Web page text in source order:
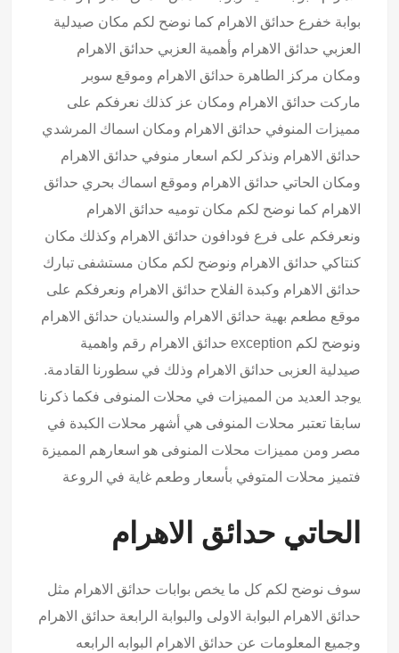
بوابة خفرع حدائق الاهرام كما نوضح لكم مكان صيدلية
العزبي حدائق الاهرام وأهمية العزبي حدائق الاهرام
ومكان مركز الطاهرة حدائق الاهرام وموقع سوبر
ماركت حدائق الاهرام ومكان عز كذلك نعرفكم على
مميزات المنوفي حدائق الاهرام ومكان اسماك المرشدي
حدائق الاهرام ونذكر لكم اسعار منوفي حدائق الاهرام
ومكان الحاتي حدائق الاهرام وموقع اسماك بحري حدائق
الاهرام كما نوضح لكم مكان توميه حدائق الاهرام
ونعرفكم على فرع فودافون حدائق الاهرام وكذلك مكان
كنتاكي حدائق الاهرام ونوضح لكم مكان مستشفى تبارك
حدائق الاهرام وكبدة الفلاح حدائق الاهرام ونعرفكم على
موقع مطعم بهية حدائق الاهرام والسنديان حدائق الاهرام
ونوضح لكم exception حدائق الاهرام رقم واهمية
صيدلية العزبى حدائق الاهرام وذلك في سطورنا القادمة.
يوجد العديد من المميزات في محلات المنوفى فكما ذكرنا
سابقا تعتبر محلات المنوفى هي أشهر محلات الكبدة في
مصر ومن مميزات محلات المنوفى هو اسعارهم المميزة
فتميز محلات المتوفي بأسعار وطعم غاية في الروعة
الحاتي حدائق الاهرام
سوف نوضح لكم كل ما يخص بوابات حدائق الاهرام مثل
حدائق الاهرام البوابة الاولى والبوابة الرابعة حدائق الاهرام
وجميع المعلومات عن حدائق الاهرام البوابه الرابعه